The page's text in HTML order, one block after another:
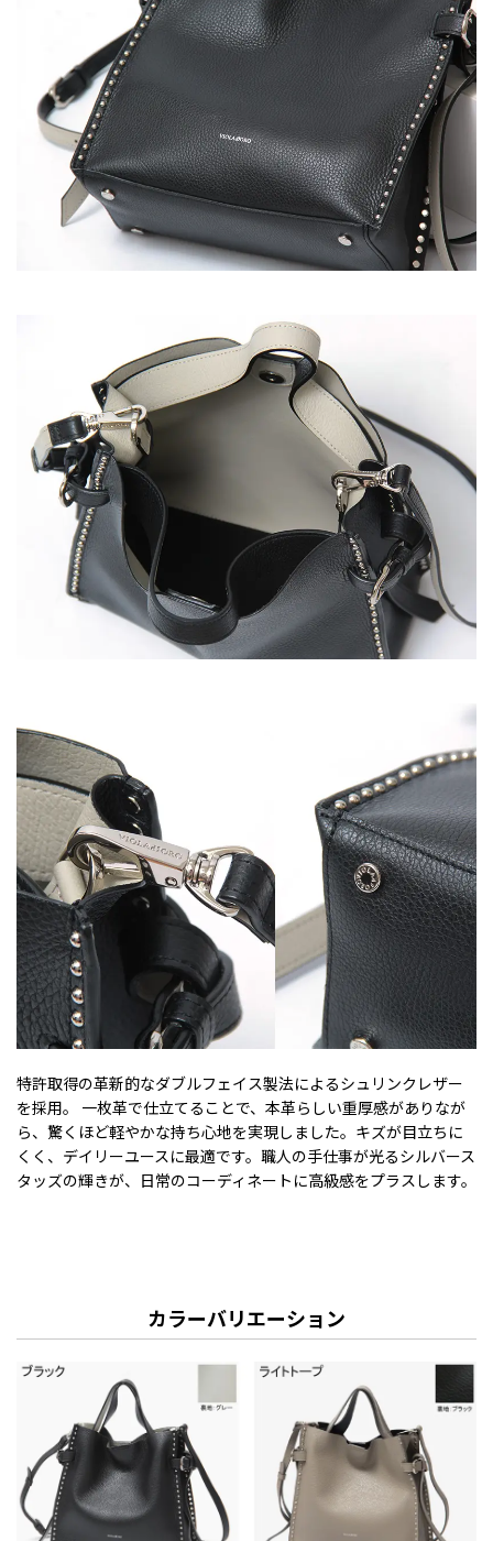
特許取得の革新的なダブルフェイス製法によるシュリンクレザー
を採用。 一枚革で仕立てることで、本革らしい重厚感がありなが
ら、驚くほど軽やかな持ち心地を実現しました。キズが目立ちに
くく、デイリーユースに最適です。職人の手仕事が光るシルバース
タッズの輝きが、日常のコーディネートに高級感をプラスします。
カラーバリエーション